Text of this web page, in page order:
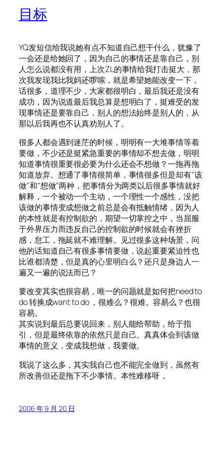
目标
YQ发短信给我说她有点不知道自己想干什么，犹豫了
一会还是给她回了，因为自己的事情还是靠自己，别
人怎么说都没有用，上次ZL的事情给我打击挺大，那
次我发现我比我妈还啰嗦，就是希望她能改变一下，
话很多，道理不少，大家都很明白，最后我还是没有
成功，因为说道最后我总算是想明白了，挺难受的发
现事情还是要靠自己，别人的想法始终是别人的，从
那以后我再也不认真劝别人了。
很多人都会遇到迷茫的时候，明明有一大堆事情等着
要做，不少还是挺紧急重要的事情却不想去做，明明
知道事情很重要很必要为什么还会不想做？一拖再拖
知道放弃。想通了事情很简单，事情很多但是却有“该
做”和“想做”两种，把事情分为两类以后很多事情就好
解释，一个被动一个主动，一个理性一个感性，没把
该做的事情变成想做之前总是会有抵触情绪，因为人
的本性就是有控制欲的，期望一切掌控之中，当屈服
于外界压力而违反自己的控制欲的时候就会有挫折
感，怠工，拖延就不难理解。见过很多这种场景，问
他的话知道自己有很多事情要做，说起重要紧迫性也
比谁都清楚，但是真的心里明白么？还只是身边人一
遍又一遍的说法而已？
要改变其实也很容易，唯一的问题就是如何把need to
do 转换成want to do ，很难么？很难。容易么？也很
容易。
其实说到最后总要说回来，别人能给帮助，给于指
引，但是最终依靠的依然只是自己。真真体会到该做
事情的意义，变成我想做，我要做。
我说了这么多，其实我自己也不能完全做到，虽然有
所改善但还是拖下不少事情。本性难移呀，
2006 年 9 月 20 日